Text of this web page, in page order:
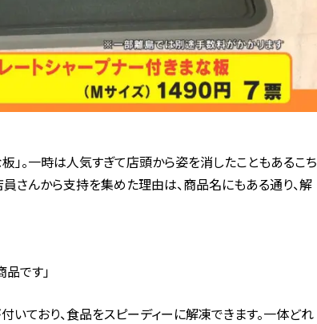
」。一時は人気すぎて店頭から姿を消したこともあるこち
さんから支持を集めた理由は、商品名にもある通り、解
です」
ており、食品をスピーディーに解凍できます。一体どれ